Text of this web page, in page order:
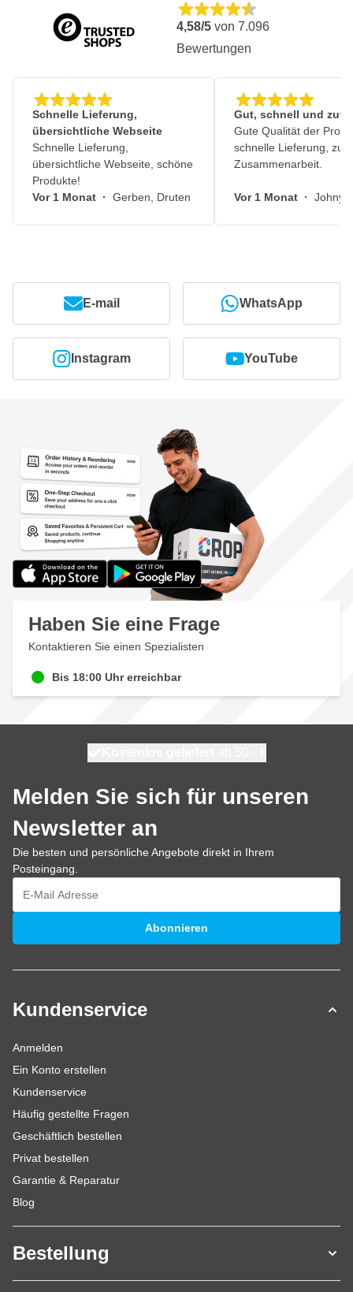
4,58/5 von 7.096
Bewertungen
Schnelle Lieferung,
übersichtliche Webseite
Schnelle Lieferung,
übersichtliche Webseite, schöne
Produkte!
Vor 1 Monat · Gerben, Druten
Gut, schnell und
Gute Qualität der
schnelle Lieferung,
Zusammenarbeit.
Vor 1 Monat · Johny,
E-mail WhatsApp
Instagram YouTube
Haben Sie eine Frage
Kontaktieren Sie einen Spezialisten
Bis 18:00 Uhr erreichbar
Melden Sie sich für unseren
Newsletter an
Die besten und persönliche Angebote direkt in Ihrem
Posteingang.
E-Mailadresse
Abonnieren
Kundenservice
Anmelden
Ein Konto erstellen
Kundenservice
Häufig gestellte Fragen
Geschäftlich bestellen
Privat bestellen
Garantie & Reparatur
Blog
Bestellung